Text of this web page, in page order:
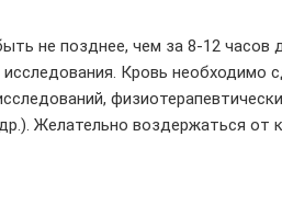
не позднее, чем за 8-12 часов
Кровь необходимо
Желательно воздержаться